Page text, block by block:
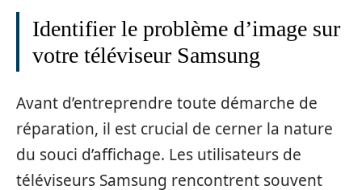
Identifier le problème d’image sur
votre téléviseur Samsung
Avant d’entreprendre toute démarche de
réparation, il est crucial de cerner la nature
du souci d’affichage. Les utilisateurs de
téléviseurs Samsung rencontrent souvent